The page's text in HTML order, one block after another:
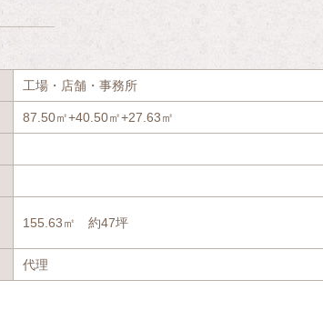
工場・店舗・事務所
87.50㎡+40.50㎡+27.63㎡
155.63㎡ 約47坪
代理